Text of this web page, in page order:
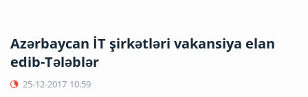
Azərbaycan İT şirkətləri vakansiya elan
edib-Tələblər
25-12-2017 10:59